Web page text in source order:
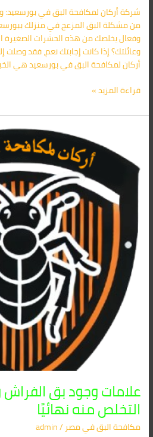
شركة أركان لمكافحة البق في بورسعيد:
من مشكلة البق المزعج في منزلك
وفعال يخلصك من هذه الحشرات
وعائلتك؟ إذا كانت إجابتك نعم، فقد
أركان لمكافحة البق في بورسعيد هي
قراءة المزيد »
علامات وجود بق الفراش
التخلص منه نهائيًا
مكافحة البق​ في مصر/
admin
بق
الفراش
وأضراره
وكيفية
التخلص
نهائيًا